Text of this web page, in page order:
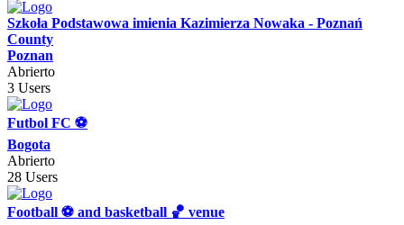
Szkoła Podstawowa imienia Kazimierza Nowaka - Poznań
County
Poznan
Abrierto
3 Users
Futbol FC ⚽️
Bogota
Abrierto
28 Users
Football ⚽️ and basketball 🏀 venue